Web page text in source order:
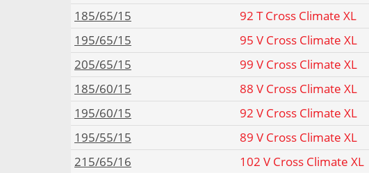
185/65/15
92 T Cross Climate XL
195/65/15
95 V Cross Climate XL
205/65/15
99 V Cross Climate XL
185/60/15
88 V Cross Climate XL
195/60/15
92 V Cross Climate XL
195/55/15
89 V Cross Climate XL
215/65/16
102 V Cross Climate XL